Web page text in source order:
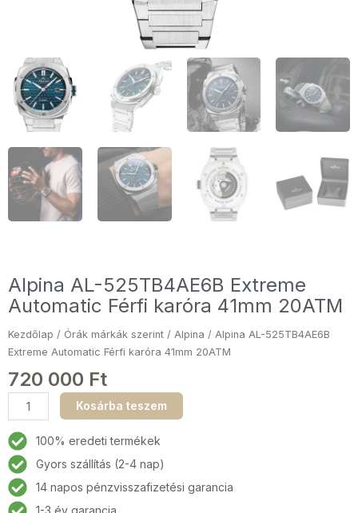
Alpina AL-525TB4AE6B Extreme
Automatic Férfi karóra 41mm 20ATM
Kezdőlap / Órák márkák szerint / Alpina / Alpina AL-525TB4AE6B
Extreme Automatic Férfi karóra 41mm 20ATM
720 000 Ft
Alpina
AL-
525TB4AE6B
Extreme
Automatic
Férfi
karóra
Kosárba teszem
100% eredeti termékek
Gyors szállítás (2-4 nap)
14 napos pénzvisszafizetési garancia